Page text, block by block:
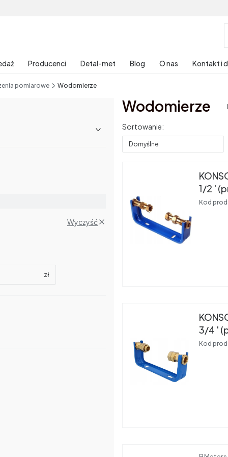
Producenci Detal-met Blog O nas
Kontakt i
pomiarowe Wodomierze
Wyczyść
zł
Wodomierze
Lista produktów
Sortowanie:
Domyślne
1/2 '
Kod
3/4 '
Kod